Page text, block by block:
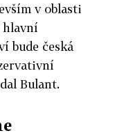
v oblasti
hlavní
bude česká
Bulant.